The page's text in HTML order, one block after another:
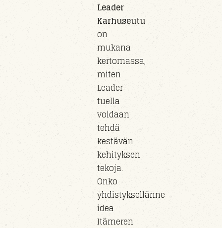
Leader
Karhuseutu
on
mukana
kertomassa,
miten
Leader-
tuella
voidaan
tehdä
kestävän
kehityksen
tekoja.
Onko
yhdistyksellänne
idea
Itämeren